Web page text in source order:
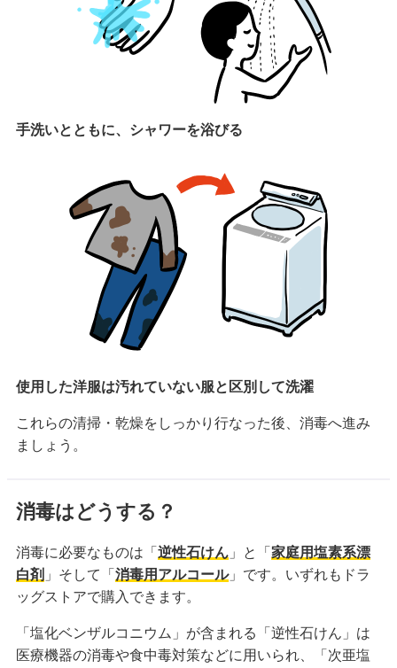
手洗いとともに、シャワーを浴びる
使用した洋服は汚れていない服と区別して洗濯
これらの清掃・乾燥をしっかり行なった後、消毒へ進み
ましょう。
消毒はどうする？
消毒に必要なものは「 逆性石けん 」と「 家庭用塩素系漂
白剤 」そして「 消毒用アルコール」です。いずれもドラ
ッグストアで購入できます。
「塩化ベンザルコニウム」が含まれる「逆性石けん」は
医療機器の消毒や食中毒対策などに用いられ、「次亜塩